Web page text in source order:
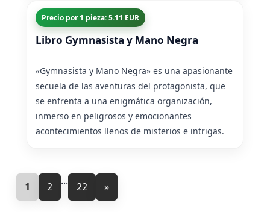
Precio por 1 pieza: 5.11 EUR
Libro Gymnasista y Mano Negra
«Gymnasista y Mano Negra» es una apasionante
secuela de las aventuras del protagonista, que
se enfrenta a una enigmática organización,
inmerso en peligrosos y emocionantes
acontecimientos llenos de misterios e intrigas.
1 2 ... 22 »